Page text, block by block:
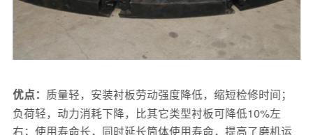
优点： 质量轻，安装衬板劳动强度降低，缩短检修时间；
负荷轻，动力消耗下降，比其它类型衬板可降低10%左
右；使用寿命长，同时延长筒体使用寿命，提高了磨机运